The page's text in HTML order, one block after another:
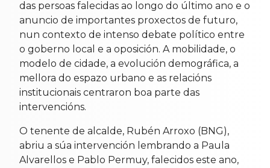
das persoas falecidas ao longo do último ano e o
anuncio de importantes proxectos de futuro,
nun contexto de intenso debate político entre
o goberno local e a oposición. A mobilidade, o
modelo de cidade, a evolución demográfica, a
mellora do espazo urbano e as relacións
institucionais centraron boa parte das
intervencións.
O tenente de alcalde, Rubén Arroxo (BNG),
abriu a súa intervención lembrando a Paula
Alvarellos e Pablo Permuy, falecidos este ano,